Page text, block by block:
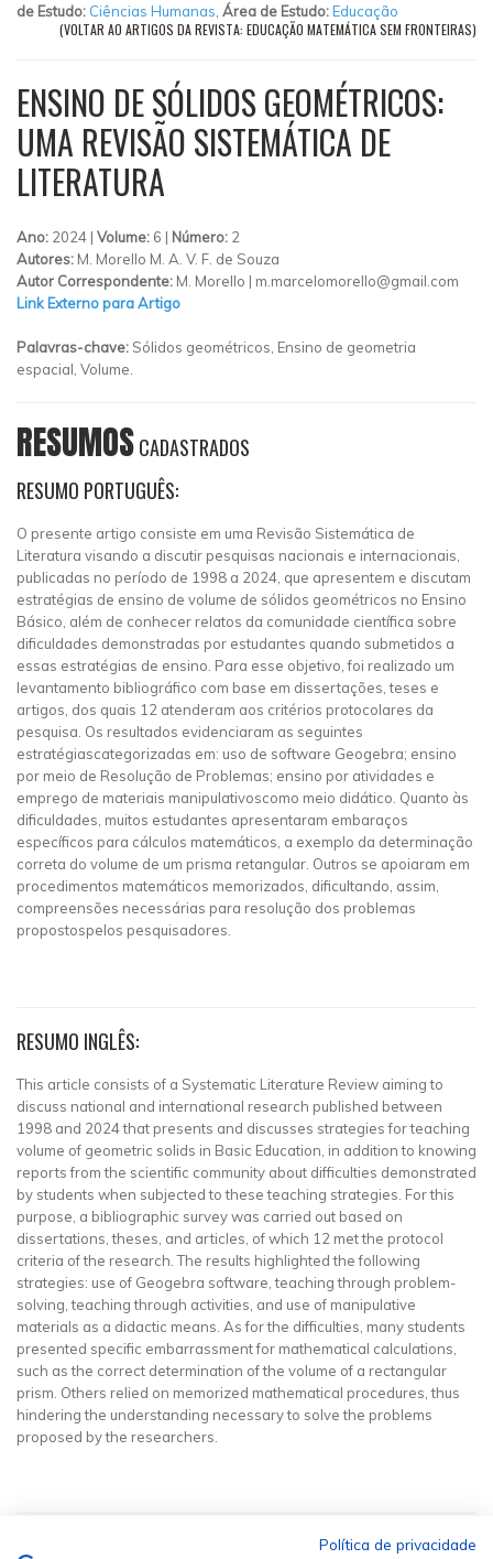
de Estudo: Ciências Humanas Área de Estudo:Educação
(VOLTAR AO ARTIGOS DA REVISTA: EDUCAÇÃO MATEMÁTICA SEM FRONTEIRAS)
ENSINO DE SÓLIDOS GEOMÉTRICOS:
UMA REVISÃO SISTEMÁTICA DE
LITERATURA
Ano: 2024 | Volume: 6 | Número: 2
Autores: M. Morello M. A. V. F. de Souza
Autor Correspondente: M. Morello | m.marcelomorello@gmail.com
Link Externo para Artigo
Palavras-chave: Sólidos geométricos, Ensino de geometria
espacial, Volume.
RESUMOSCADASTRADOS
RESUMO PORTUGUÊS:
O presente artigo consiste em uma Revisão Sistemática de
Literatura visando a discutir pesquisas nacionais e internacionais,
publicadas no período de 1998 a 2024, que apresentem e discutam
estratégias de ensino de volume de sólidos geométricos no Ensino
Básico, além de conhecer relatos da comunidade científica sobre
dificuldades demonstradas por estudantes quando submetidos a
essas estratégias de ensino. Para esse objetivo, foi realizado um
levantamento bibliográfico com base em dissertações, teses e
artigos, dos quais 12 atenderam aos critérios protocolares da
pesquisa. Os resultados evidenciaram as seguintes
estratégiascategorizadas em: uso de software Geogebra; ensino
por meio de Resolução de Problemas; ensino por atividades e
emprego de materiais manipulativoscomo meio didático. Quanto às
dificuldades, muitos estudantes apresentaram embaraços
específicos para cálculos matemáticos, a exemplo da determinação
correta do volume de um prisma retangular. Outros se apoiaram em
procedimentos matemáticos memorizados, dificultando, assim,
compreensões necessárias para resolução dos problemas
propostospelos pesquisadores.
RESUMO INGLÊS:
This article consists of a Systematic Literature Review aiming to
discuss national and international research published between
1998 and 2024 that presents and discusses strategies for teaching
volume of geometric solids in Basic Education, in addition to knowing
reports from the scientific community about difficulties demonstrated
by students when subjected to these teaching strategies. For this
purpose, a bibliographic survey was carried out based on
dissertations, theses, and articles, of which 12 met the protocol
criteria of the research. The results highlighted the following
strategies: use of Geogebra software, teaching through problem-
solving, teaching through activities, and use of manipulative
materials as a didactic means. As for the difficulties, many students
presented specific embarrassment for mathematical calculations,
such as the correct determination of the volume of a rectangular
prism. Others relied on memorized mathematical procedures, thus
hindering the understanding necessary to solve the problems
proposed by the researchers.
Política de privacidade